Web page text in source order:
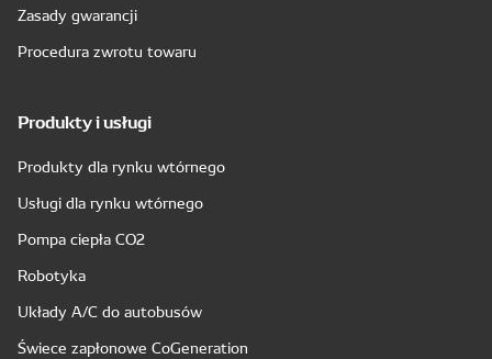
Zasady gwarancji
Procedura zwrotu towaru
Produkty i usługi
Produkty dla rynku wtórnego
Usługi dla rynku wtórnego
Pompa ciepła CO2
Robotyka
Układy A/C do autobusów
Świece zapłonowe CoGeneration